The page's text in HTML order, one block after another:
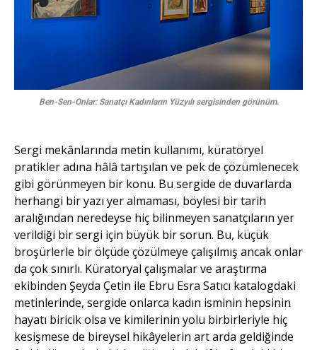
Ben-Sen-Onlar: Sanatçı Kadınların Yüzyılı sergisinden görünüm.
Sergi mekânlarında metin kullanımı, küratöryel
pratikler adına hâlâ tartışılan ve pek de çözümlenecek
gibi görünmeyen bir konu. Bu sergide de duvarlarda
herhangi bir yazı yer almaması, böylesi bir tarih
aralığından neredeyse hiç bilinmeyen sanatçıların yer
verildiği bir sergi için büyük bir sorun. Bu, küçük
broşürlerle bir ölçüde çözülmeye çalışılmış ancak onlar
da çok sınırlı. Küratoryal çalışmalar ve araştırma
ekibinden Şeyda Çetin ile Ebru Esra Satıcı katalogdaki
metinlerinde, sergide onlarca kadın isminin hepsinin
hayatı biricik olsa ve kimilerinin yolu birbirleriyle hiç
kesişmese de bireysel hikâyelerin art arda geldiğinde